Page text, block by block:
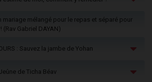
mariage mélangé pour le repas et séparé pour
(Rav Gabriel DAYAN)
: Sauvez la jambe de Yohan
de Ticha Béav